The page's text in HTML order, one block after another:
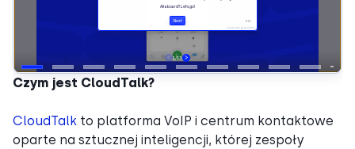
Czym jest CloudTalk?
CloudTalk to platforma VoIP i centrum kontaktowe
oparte na sztucznej inteligencji, której zespoły